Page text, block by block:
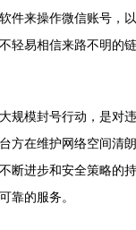
件来操作微信账号，
轻易相信来路不明的
规模封号行动，是对
方在维护网络空间清
断进步和安全策略的
靠的服务。